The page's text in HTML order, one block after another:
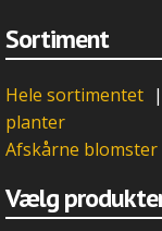
Sortiment
Hele sortimentet |
planter
Afskårne blomster
Vælg